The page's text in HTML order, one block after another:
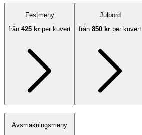
Festmeny
från 425 kr per kuvert
Julbord
från 850 kr per kuvert
Avsmakningsmeny